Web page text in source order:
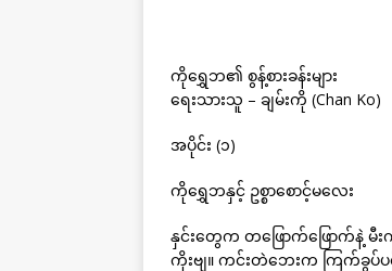
ကိုရွှေဘ၏ စွန့်စားခန်းများ
ရေးသားသူ – ချမ်းကို (Chan Ko)
အပိုင်း (၁)
ကိုရွှေဘနှင့် ဥစ္စာစောင့်မလေး
နှင်းတွေက တဖြောက်ဖြောက်နဲ့ မီး
ကိုးဗျ။ ကင်းတဲဘေးက ကြက်ခွပ်ပ